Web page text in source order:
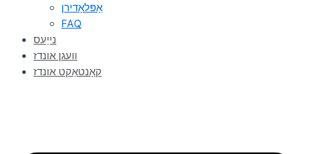
אָפּלאָדירן
FAQ
נייַעס
וועגן אונדז
קאָנטאַקט אונדז